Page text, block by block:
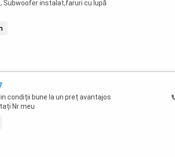
Subwoofer instalat,faruri cu lupă
condiții bune la un preț avantajos
Nr meu